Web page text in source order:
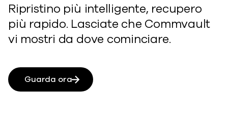
Ripristino più intelligente, recupero
più rapido. Lasciate che Commvault
vi mostri da dove cominciare.
Guarda ora